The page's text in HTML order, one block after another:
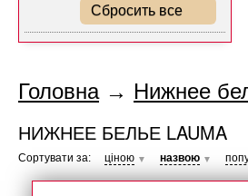
Сбросить все
Головна→ Нижнее
НИЖНЕЕ БЕЛЬЕ LAUMA
Сортувати за: ціною ▼ назвою ▼